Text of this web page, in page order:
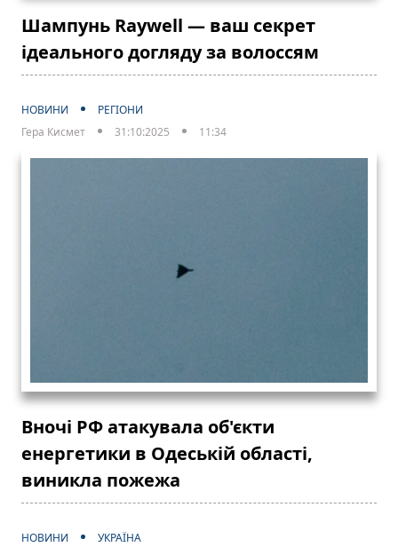
Шампунь Raywell — ваш секрет
ідеального догляду за волоссям
НОВИНИ
РЕГІОНИ
Гера Кисмет
31:10:2025 11:34
Вночі РФ атакувала об'єкти
енергетики в Одеській області,
виникла пожежа
НОВИНИ
УКРАЇНА